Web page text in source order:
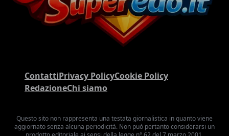
ContattiPrivacy PolicyCookie Policy
RedazioneChi siamo
Questo sito non rappresenta una testata giornalistica in quanto viene
aggiornato senza alcuna periodicità. Non può pertanto considerarsi un